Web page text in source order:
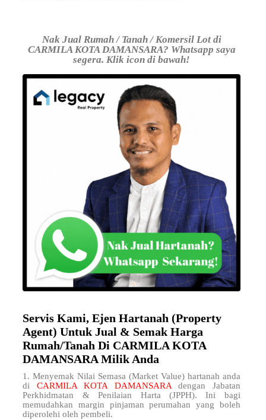
Nak Jual Rumah / Tanah / Komersil Lot di
CARMILA KOTA DAMANSARA? Whatsapp saya
segera. Klik icon di bawah!
Servis Kami, Ejen Hartanah (Property
Agent) Untuk Jual & Semak Harga
Rumah/Tanah Di CARMILA KOTA
DAMANSARA Milik Anda
1. Menyemak Nilai Semasa (Market Value) hartanah anda
di CARMILA KOTA DAMANSARAdengan Jabatan
Perkhidmatan & Penilaian Harta (JPPH). Ini bagi
memudahkan margin pinjaman perumahan yang boleh
diperolehi oleh pembeli.